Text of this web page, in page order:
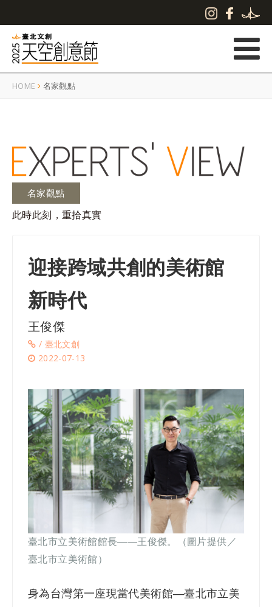
HOME 名家觀點
名家觀點
此時此刻，重拾真實
迎接跨域共創的美術館
新時代
王俊傑
/ 臺北文創
2022-07-13
臺北市立美術館館長——王俊傑。（圖片提供／
臺北市立美術館）
身為台灣第一座現當代美術館—臺北市立美